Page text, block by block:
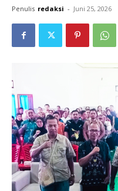
Penulis redaksi - Juni 25, 2026